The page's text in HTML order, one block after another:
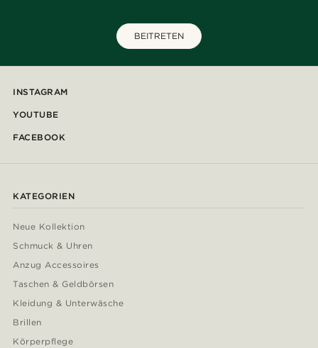
BEITRETEN
INSTAGRAM
YOUTUBE
FACEBOOK
KATEGORIEN
Neue Kollektion
Schmuck & Uhren
Anzug Accessoires
Taschen & Geldbörsen
Kleidung & Unterwäsche
Brillen
Körperpflege